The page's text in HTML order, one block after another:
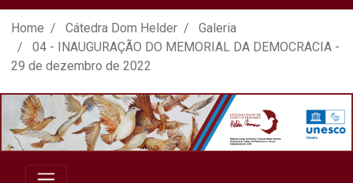
ATO EM DEFESA DA DEMOCRACIA
Home Cátedra Dom Helder
Galeria
04 - INAUGURAÇÃO DO MEMORIAL DA DEMOCRACIA -
29 de dezembro de 2022